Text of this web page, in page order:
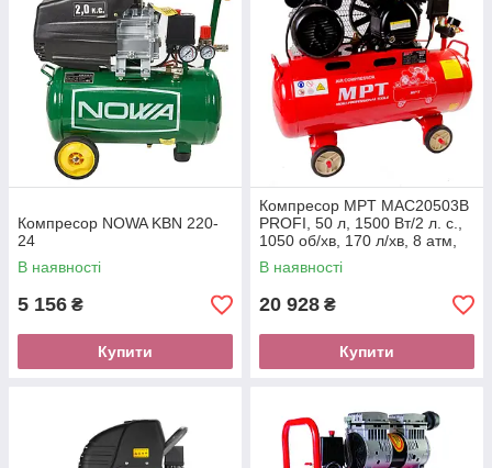
Компресор NOWA KBN 220-
24
В наявності
5 156 ₴
Купити
Компресор MPT MAC20503B
PROFI, 50 л, 1500 Вт/2 л. с.,
1050 об/хв, 170 л/хв, 8 атм,
мідна обмотка
В наявності
20 928 ₴
Купити